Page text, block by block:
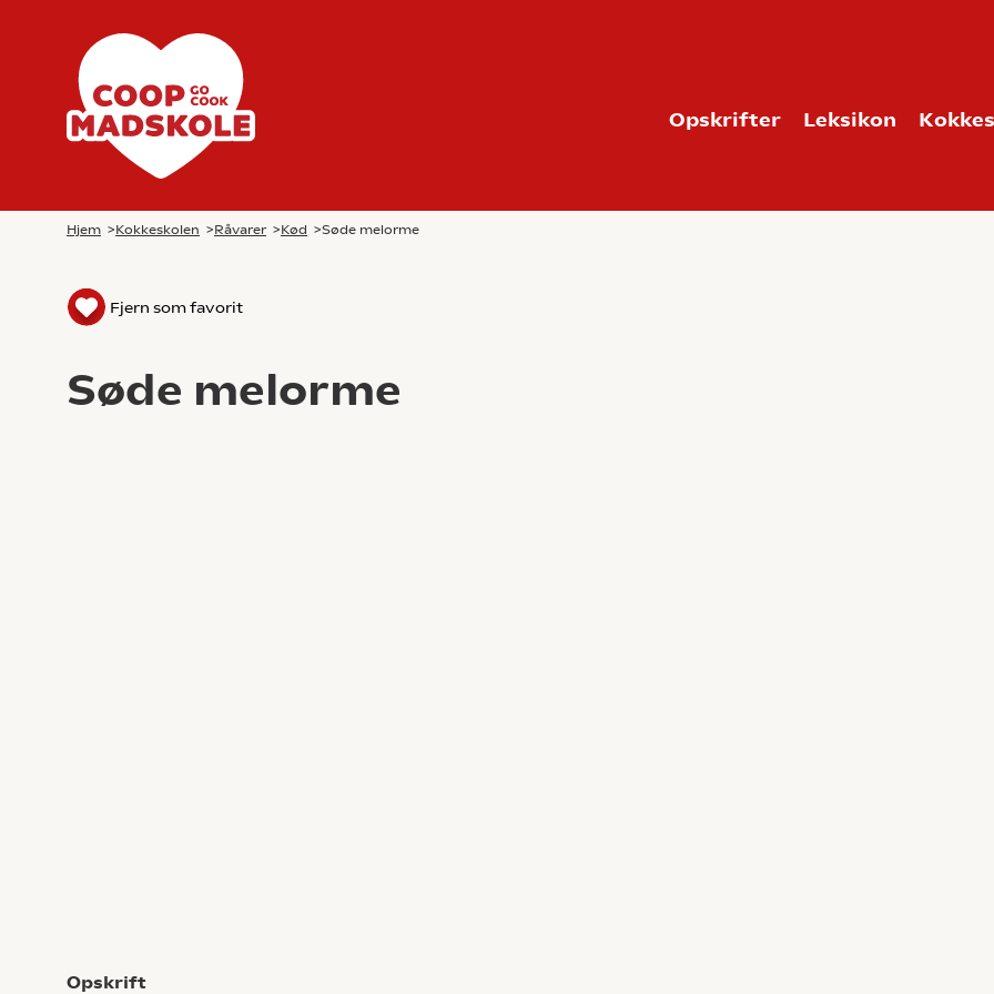
Opskrifter Leksikon
Hjem >Kokkeskolen >Råvarer >Kød >Søde melorme
Fjern som favorit
Søde melorme
Opskrift